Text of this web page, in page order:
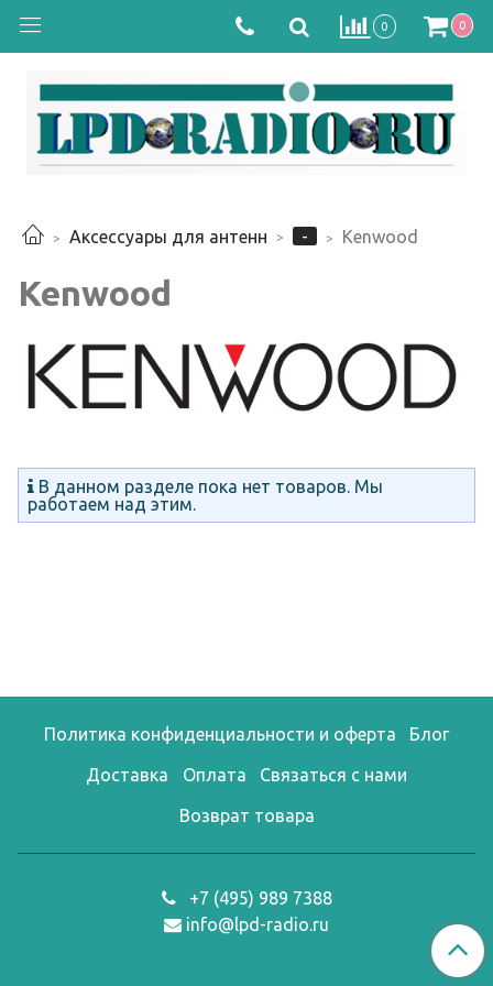
0 0
Аксессуары для антенн - Kenwood
Kenwood
В данном разделе пока нет товаров. Мы
работаем над этим.
Политика конфиденциальности и оферта Блог
Доставка Оплата Связаться с нами
Возврат товара
+7 (495) 989 7388
info@lpd-radio.ru